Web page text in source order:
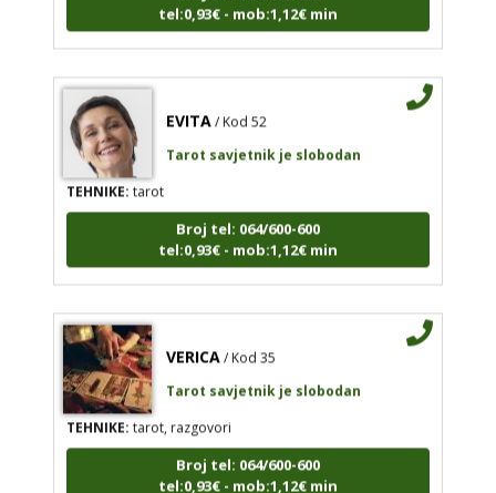
tel:0,93€ - mob:1,12€ min
EVITA / Kod 52
Tarot savjetnik je slobodan
TEHNIKE:tarot
Broj tel: 064/600-600
tel:0,93€ - mob:1,12€ min
VERICA / Kod 35
Tarot savjetnik je slobodan
TEHNIKE:tarot, razgovori
Broj tel: 064/600-600
tel:0,93€ - mob:1,12€ min